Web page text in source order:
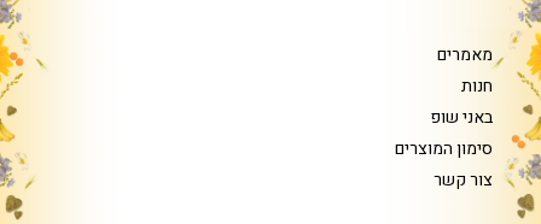
מאמרים
חנות
באני שופ
סימון המוצרים
צור קשר